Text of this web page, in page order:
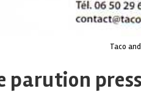
Taco
parution